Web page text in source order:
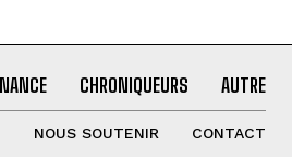
CHRONIQUEURS AUTRE
NOUS SOUTENIR CONTACT